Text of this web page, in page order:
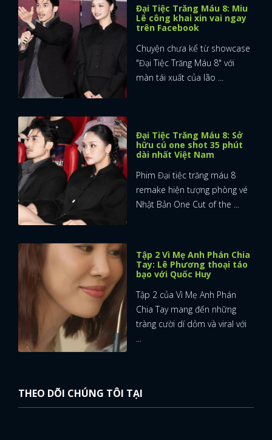
FACEBOOK GOOGLE
Đại Tiệc Trăng Máu 8: Miu
Lê công khai xin vai ngay
trên Facebook
Chuyện chưa kể từ showcase
"Đại Tiệc Trăng Máu 8" với
màn tái xuất của lão ...
Đại Tiệc Trăng Máu 8: Sở
hữu cú one shot 35 phút
dài nhất Việt Nam
Phim Đại tiệc trăng máu 8
remake hiện tượng phòng vé
Nhật Bản One Cut of the ...
Tập 2 Vì Mẹ Anh Phán Chia
Tay: Lê Phương thoại táo
bạo với Quốc Huy
Tập 2 của Vì Mẹ Anh Phán
Chia Tay mang đến những
tràng cười dí dỏm và viral với
THEO DÕI CHÚNG TÔI TẠI